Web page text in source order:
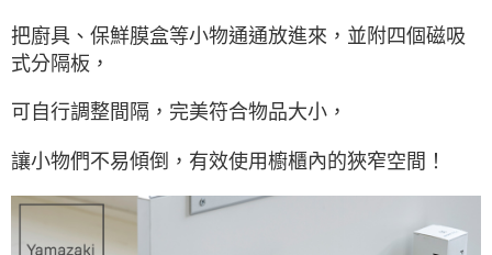
把廚具、保鮮膜盒等小物通通放進來，並附四個磁吸
式分隔板，
可自行調整間隔，完美符合物品大小，
讓小物們不易傾倒，有效使用櫥櫃內的狹窄空間！